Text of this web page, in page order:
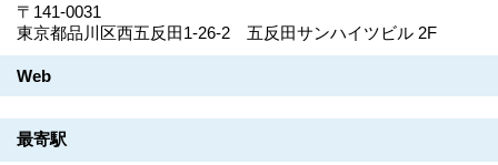
〒141-0031
東京都品川区西五反田1-26-2 五反田サンハイツビル 2F
Web
最寄駅